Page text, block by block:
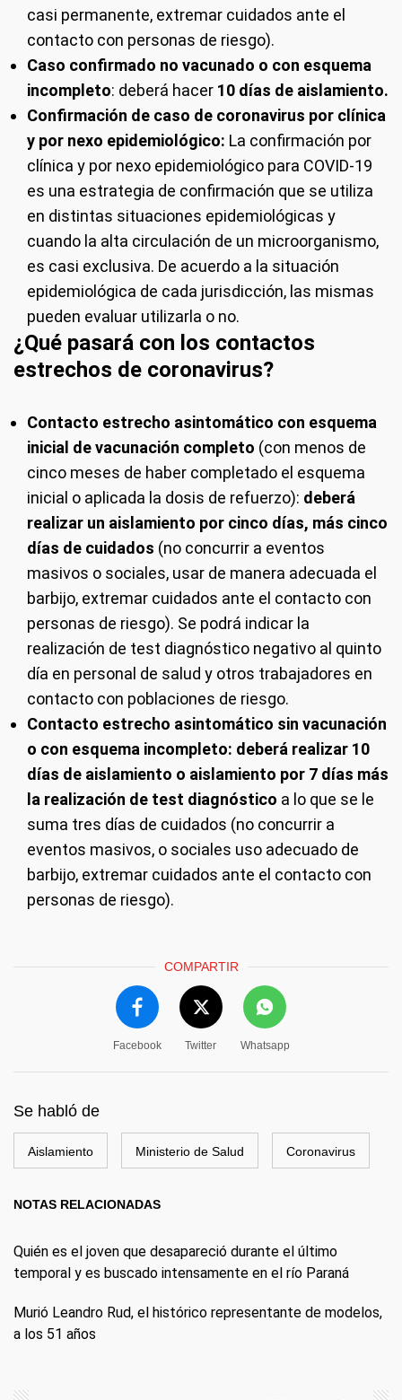
casi permanente, extremar cuidados ante el
contacto con personas de riesgo).
Caso confirmado no vacunado o con esquema
incompleto: deberá hacer 10 días de aislamiento.
Confirmación de caso de coronavirus por clínica
y por nexo epidemiológico: La confirmación por
clínica y por nexo epidemiológico para COVID-19
es una estrategia de confirmación que se utiliza
en distintas situaciones epidemiológicas y
cuando la alta circulación de un microorganismo,
es casi exclusiva. De acuerdo a la situación
epidemiológica de cada jurisdicción, las mismas
pueden evaluar utilizarla o no.
¿Qué pasará con los contactos
estrechos de coronavirus?
Contacto estrecho asintomático con esquema
inicial de vacunación completo (con menos de
cinco meses de haber completado el esquema
inicial o aplicada la dosis de refuerzo): deberá
realizar un aislamiento por cinco días, más cinco
días de cuidados (no concurrir a eventos
masivos o sociales, usar de manera adecuada el
barbijo, extremar cuidados ante el contacto con
personas de riesgo). Se podrá indicar la
realización de test diagnóstico negativo al quinto
día en personal de salud y otros trabajadores en
contacto con poblaciones de riesgo.
Contacto estrecho asintomático sin vacunación
o con esquema incompleto: deberá realizar 10
días de aislamiento o aislamiento por 7 días más
la realización de test diagnóstico a lo que se le
suma tres días de cuidados (no concurrir a
eventos masivos, o sociales uso adecuado de
barbijo, extremar cuidados ante el contacto con
personas de riesgo).
COMPARTIR
Facebook Twitter Whatsapp
Se habló de
Aislamiento Ministerio de Salud Coronavirus
NOTAS RELACIONADAS
Quién es el joven que desapareció durante el último
temporal y es buscado intensamente en el río Paraná
Murió Leandro Rud, el histórico representante de modelos,
a los 51 años